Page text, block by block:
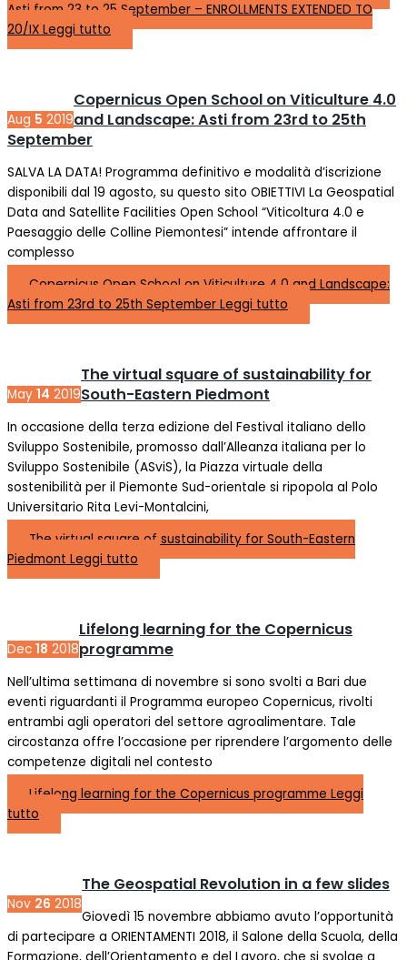
Asti from 23 to 25 September – ENROLLMENTS EXTENDED TO
20/IX Leggi tutto
Aug 5 2019
Copernicus Open School on Viticulture 4.0
and Landscape: Asti from 23rd to 25th
September
SALVA LA DATA! Programma definitivo e modalità d’iscrizione
disponibili dal 19 agosto, su questo sito OBIETTIVI La Geospatial
Data and Satellite Facilities Open School “Viticoltura 4.0 e
Paesaggio delle Colline Piemontesi” intende affrontare il
complesso
Copernicus Open School on Viticulture 4.0 and Landscape:
Asti from 23rd to 25th September Leggi tutto
May 14 2019
The virtual square of sustainability for
South-Eastern Piedmont
In occasione della terza edizione del Festival italiano dello
Sviluppo Sostenibile, promosso dall’Alleanza italiana per lo
Sviluppo Sostenibile (ASviS), la Piazza virtuale della
sostenibilità per il Piemonte Sud-orientale si ripopola al Polo
Universitario Rita Levi-Montalcini,
The virtual square of sustainability for South-Eastern
Piedmont Leggi tutto
Dec 18 2018
Lifelong learning for the Copernicus
programme
Nell’ultima settimana di novembre si sono svolti a Bari due
eventi riguardanti il Programma europeo Copernicus, rivolti
entrambi agli operatori del settore agroalimentare. Tale
circostanza offre l’occasione per riprendere l’argomento delle
competenze digitali nel contesto
Lifelong learning for the Copernicus programme Leggi
tutto
Nov 26 2018
The Geospatial Revolution in a few slides
Giovedì 15 novembre abbiamo avuto l’opportunità
di partecipare a ORIENTAMENTI 2018, il Salone della Scuola, della
Formazione, dell’Orientamento e del Lavoro, che si svolge a